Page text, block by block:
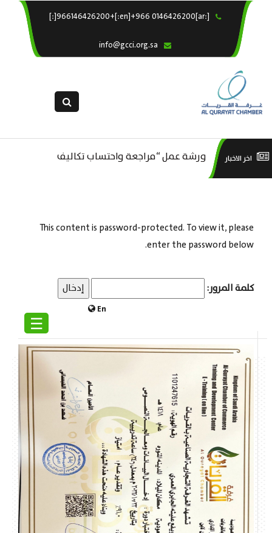
[:ar]966146426200+[:en]+966 0146426200[:]
En
☰
×
خدماتنا
التقديم الالكترونى
اخر الاخبار
ورشة عمل “مراجعة واحتساب تكاليف
This content is password-protected. To view it, please
enter the password below.
كلمة المرور: